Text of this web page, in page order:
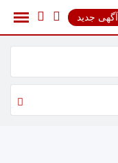
آگهی جدید